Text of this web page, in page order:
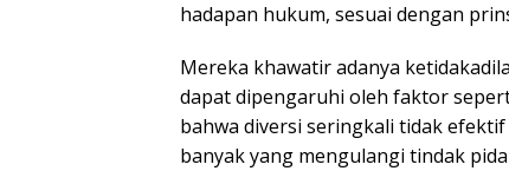
hadapan hukum, sesuai dengan
Mereka khawatir adanya
dapat dipengaruhi oleh faktor
bahwa diversi seringkali tidak
banyak yang mengulangi tindak